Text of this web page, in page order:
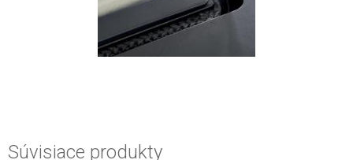
Súvisiace produkty